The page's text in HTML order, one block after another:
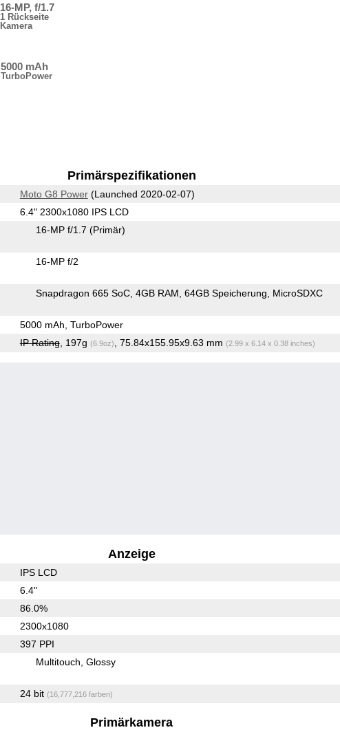
16-MP, f/1.7
1 Rückseite
Kamera
5000 mAh
TurboPower
Primärspezifikationen
Moto G8 Power(Launched 2020-02-07)
6.4" 2300x1080 IPS LCD
16-MP f/1.7 (Primär)
16-MP f/2
Snapdragon 665 SoC 4GB RAM 64GB Speicherung MicroSDXC
5000 mAh, TurboPower
IP Rating, 197g (6.9oz) , 75.84x155.95x9.63 mm (2.99 x 6.14 x 0.38 inches)
Anzeige
IPS LCD
6.4"
86.0%
2300x1080
397 PPI
Multitouch Glossy
24 bit (16,777,216 farben)
Primärkamera